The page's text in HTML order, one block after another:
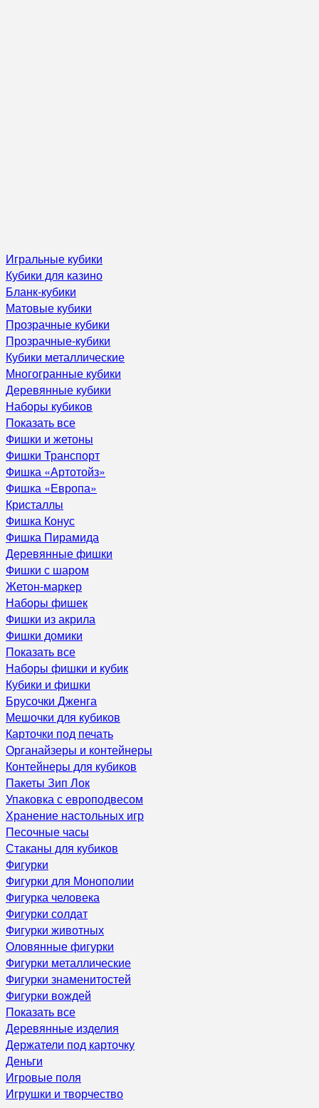
Игральные кубики
Кубики для казино
Бланк-кубики
Матовые кубики
Прозрачные кубики
Прозрачные-кубики
Кубики металлические
Многогранные кубики
Деревянные кубики
Наборы кубиков
Показать все
Фишки и жетоны
Фишки Транспорт
Фишка «Артотойз»
Фишка «Европа»
Кристаллы
Фишка Конус
Фишка Пирамида
Деревянные фишки
Фишки с шаром
Жетон-маркер
Наборы фишек
Фишки из акрила
Фишки домики
Показать все
Наборы фишки и кубик
Кубики и фишки
Брусочки Дженга
Мешочки для кубиков
Карточки под печать
Органайзеры и контейнеры
Контейнеры для кубиков
Пакеты Зип Лок
Упаковка с европодвесом
Хранение настольных игр
Песочные часы
Стаканы для кубиков
Фигурки
Фигурки для Монополии
Фигурка человека
Фигурки солдат
Фигурки животных
Оловянные фигурки
Фигурки металлические
Фигурки знаменитостей
Фигурки вождей
Показать все
Деревянные изделия
Держатели под карточку
Деньги
Игровые поля
Игрушки и творчество